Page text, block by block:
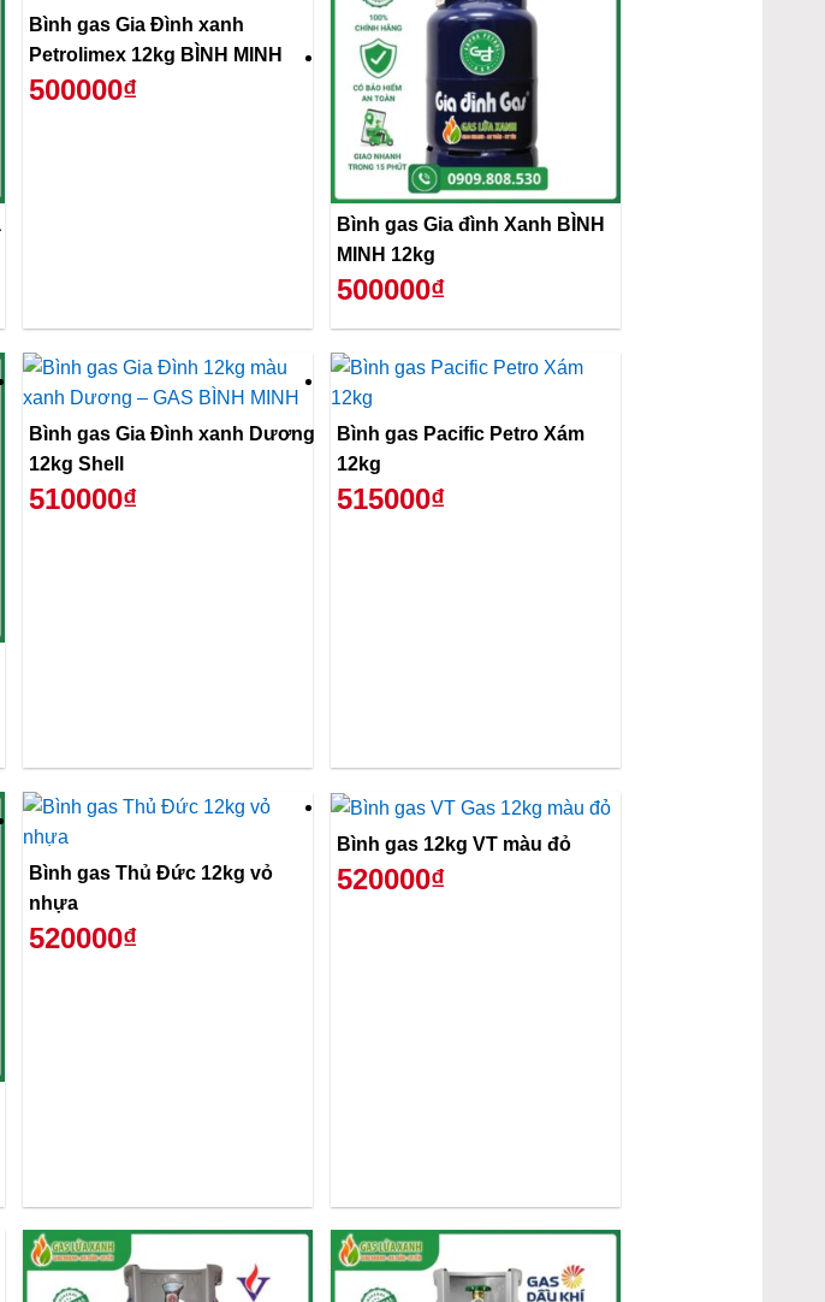
Bình gas Gia Đình xanh
Petrolimex 12kg BÌNH MINH
500000₫
Bình gas Gia đình Xanh BÌNH
MINH 12kg
500000₫
Bình gas Gia Đình xanh Dương
12kg Shell
510000₫
Bình gas Pacific Petro Xám
12kg
515000₫
Bình gas Thủ Đức 12kg vỏ
nhựa
520000₫
Bình gas 12kg VT màu đỏ
520000₫